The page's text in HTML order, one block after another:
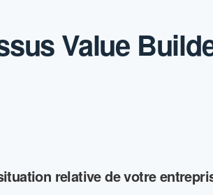
Value
relative de votre